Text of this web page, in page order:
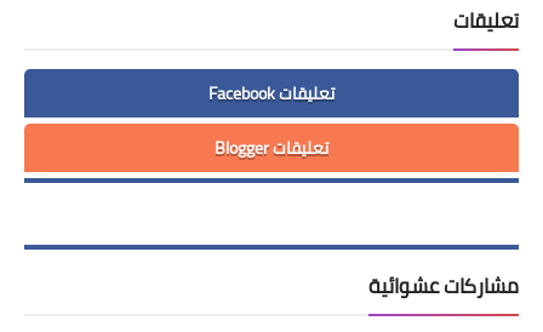
تعليقات
تعليقات Facebook
تعليقات Blogger
مشاركات عشوائية